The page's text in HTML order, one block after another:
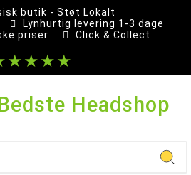
butik - Støt Lokalt
Lynhurtig levering 1-3 dage
priser
Click & Collect
Headshop